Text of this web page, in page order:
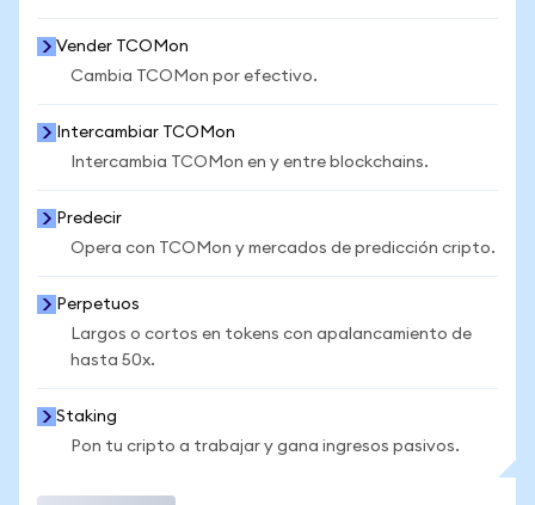
Vender TCOMon
Cambia TCOMon por efectivo.
Intercambiar TCOMon
Intercambia TCOMon en y entre blockchains.
Predecir
Opera con TCOMon y mercados de predicción cripto.
Perpetuos
Largos o cortos en tokens con apalancamiento de
hasta 50x.
Staking
Pon tu cripto a trabajar y gana ingresos pasivos.